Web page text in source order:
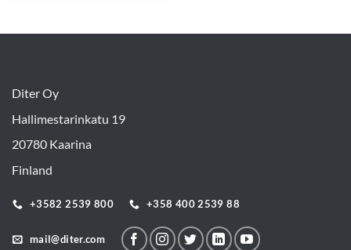
Diter Oy
Hallimestarinkatu 19
20780 Kaarina
Finland
+3582 2539 800 +358 400 2539 88
mail@diter.com